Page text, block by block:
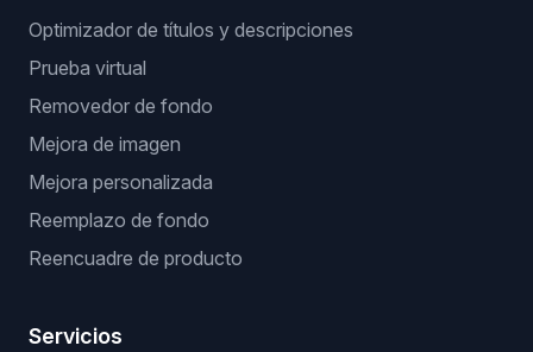
Optimizador de títulos y descripciones
Prueba virtual
Removedor de fondo
Mejora de imagen
Mejora personalizada
Reemplazo de fondo
Reencuadre de producto
Servicios